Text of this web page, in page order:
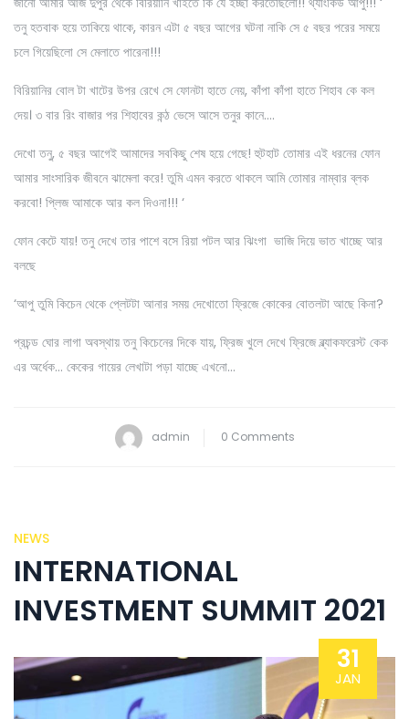
তনু হতবাক হয়ে তাকিয়ে থাকে, কারন এটা ৫ বছর আগের ঘটনা নাকি সে ৫ বছর পরের সময়ে
চলে গিয়েছিলো সে মেলাতে পারেনা!!!
বিরিয়ানির বোল টা খাটের উপর রেখে সে ফোনটা হাতে নেয়, কাঁপা কাঁপা হাতে শিহাব কে কল
দেয়। ৩ বার রিং বাজার পর শিহাবের কন্ঠ ভেসে আসে তনুর কানে….
দেখো তনু, ৫ বছর আগেই আমাদের সবকিছু শেষ হয়ে গেছে! হুটহাট তোমার এই ধরনের ফোন
আমার সাংসারিক জীবনে ঝামেলা করে! তুমি এমন করতে থাকলে আমি তোমার নাম্বার ব্লক
করবো! প্লিজ আমাকে আর কল দিওনা!!! ‘
ফোন কেটে যায়! তনু দেখে তার পাশে বসে রিয়া পটল আর ঝিংগা ভাজি দিয়ে ভাত খাচ্ছে আর
বলছে
‘আপু তুমি কিচেন থেকে প্লেটটা আনার সময় দেখোতো ফ্রিজে কোকের বোতলটা আছে কিনা?
প্রচন্ড ঘোর লাগা অবস্থায় তনু কিচেনের দিকে যায়, ফ্রিজ খুলে দেখে ফ্রিজে ব্ল্যাকফরেস্ট কেক
এর অর্ধেক… কেকের গায়ের লেখাটা পড়া যাচ্ছে এখনো…
admin 0 Comments
NEWS
INTERNATIONAL
INVESTMENT SUMMIT 2021
31
JAN